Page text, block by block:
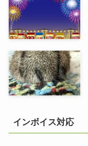
インボイス対応